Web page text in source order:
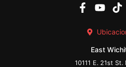
East
10111 E. 21st